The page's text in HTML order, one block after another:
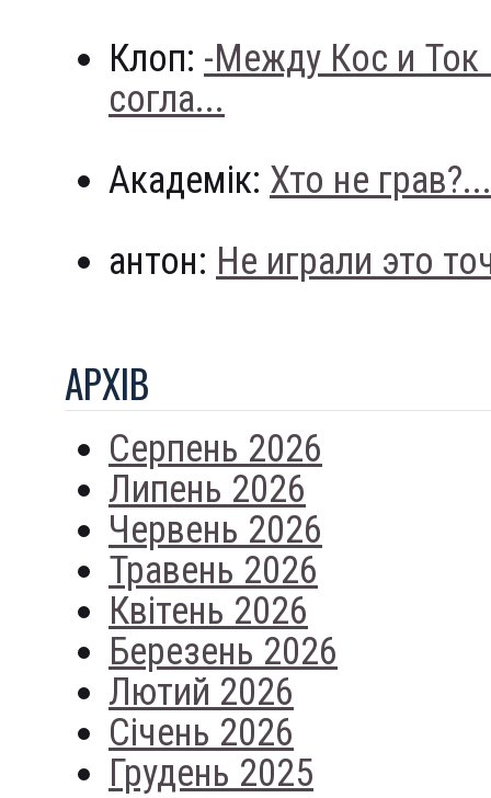
Клоп: -Между Кос и
согла...
Академік: Хто не грав?...
антон: Не играли это
АРХIВ
Серпень 2026
Липень 2026
Червень 2026
Травень 2026
Квітень 2026
Березень 2026
Лютий 2026
Січень 2026
Грудень 2025